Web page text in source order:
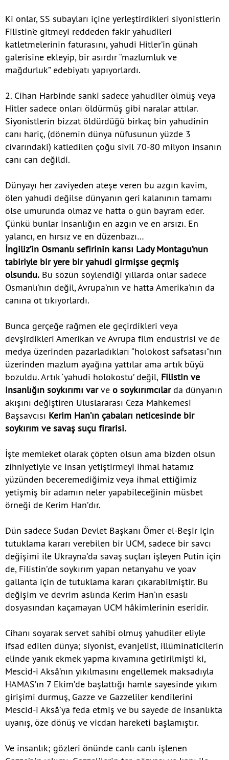
Ki onlar, SS subayları içine yerleştirdikleri siyonistlerin
Filistin’e gitmeyi reddeden fakir yahudileri
katletmelerinin faturasını, yahudi Hitler’in günah
galerisine ekleyip, bir asırdır “mazlumluk ve
mağdurluk” edebiyatı yapıyorlardı.
2. Cihan Harbinde sanki sadece yahudiler ölmüş veya
Hitler sadece onları öldürmüş gibi naralar attılar.
Siyonistlerin bizzat öldürdüğü birkaç bin yahudinin
canı hariç, (dönemin dünya nüfusunun yüzde 3
civarındaki) katledilen çoğu sivil 70-80 milyon insanın
canı can değildi.
Dünyayı her zaviyeden ateşe veren bu azgın kavim,
ölen yahudi değilse dünyanın geri kalanının tamamı
ölse umurunda olmaz ve hatta o gün bayram eder.
Çünkü bunlar insanlığın en azgın ve en arsızı. En
yalancı, en hırsız ve en düzenbazı…
İngiliz’in Osmanlı sefirinin karısı Lady Montagu’nun
tabiriyle bir yere bir yahudi girmişse geçmiş
olsundu. Bu sözün söylendiği yıllarda onlar sadece
Osmanlı’nın değil, Avrupa’nın ve hatta Amerika’nın da
canına ot tıkıyorlardı.
Bunca gerçeğe rağmen ele geçirdikleri veya
devşirdikleri Amerikan ve Avrupa film endüstrisi ve de
medya üzerinden pazarladıkları “holokost safsatası”nın
üzerinden mazlum ayağına yattılar ama artık büyü
bozuldu. Artık ‘yahudi holokostu’ değil, Filistin ve
insanlığın soykırımı varve o soykırımcılarda dünyanın
akışını değiştiren Uluslararası Ceza Mahkemesi
Başsavcısı Kerim Han’ın çabaları neticesinde bir
soykırım ve savaş suçu firarisi.
İşte memleket olarak çöpten olsun ama bizden olsun
zihniyetiyle ve insan yetiştirmeyi ihmal hatamız
yüzünden beceremediğimiz veya ihmal ettiğimiz
yetişmiş bir adamın neler yapabileceğinin müsbet
örneği de Kerim Han’dır.
Dün sadece Sudan Devlet Başkanı Ömer el-Beşir için
tutuklama kararı verebilen bir UCM, sadece bir savcı
değişimi ile Ukrayna’da savaş suçları işleyen Putin için
de, Filistin’de soykırım yapan netanyahu ve yoav
gallanta için de tutuklama kararı çıkarabilmiştir. Bu
değişim ve devrim aslında Kerim Han’ın esaslı
dosyasından kaçamayan UCM hâkimlerinin eseridir.
Cihanı soyarak servet sahibi olmuş yahudiler eliyle
ifsad edilen dünya; siyonist, evanjelist, illüminaticilerin
elinde yanık ekmek yapma kıvamına getirilmişti ki,
Mescid-i Aksâ’nın yıkılmasını engellemek maksadıyla
HAMAS’ın 7 Ekim’de başlattığı hamle sayesinde yıkım
girişimi durmuş, Gazze ve Gazzeliler kendilerini
Mescid-i Aksâ’ya feda etmiş ve bu sayede de insanlıkta
uyanış, öze dönüş ve vicdan hareketi başlamıştır.
Ve insanlık; gözleri önünde canlı canlı işlenen